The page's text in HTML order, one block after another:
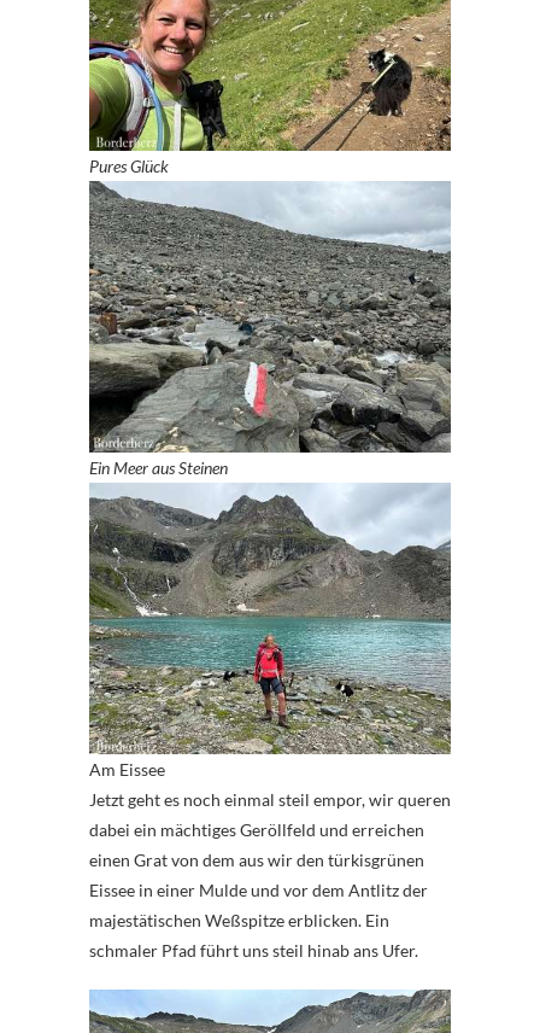
Pures Glück
Ein Meer aus Steinen
Am Eissee
Jetzt geht es noch einmal steil empor, wir queren
dabei ein mächtiges Geröllfeld und erreichen
einen Grat von dem aus wir den türkisgrünen
Eissee in einer Mulde und vor dem Antlitz der
majestätischen Weßspitze erblicken. Ein
schmaler Pfad führt uns steil hinab ans Ufer.